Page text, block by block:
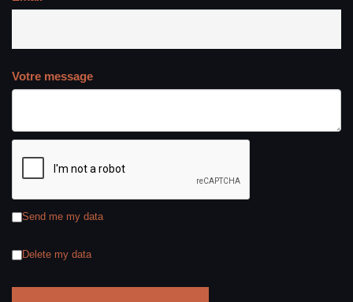
Votre message
Send me my data
Delete my data